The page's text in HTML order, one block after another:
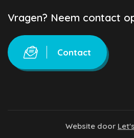
Vragen? Neem contact
Contact
Website door